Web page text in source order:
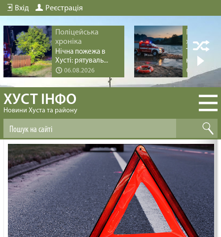
Вхід Реєстрація
Поліцейська
хроніка
Нічна пожежа в
Хусті: рятуваль...
06.08.2026
хроніка
Трагедія
купання
ХУСТ ІНФО
Новини Хуста та району